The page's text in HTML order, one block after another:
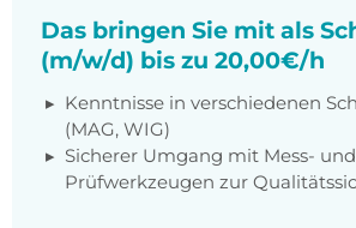
Das bringen Sie mit als
(m/w/d) bis zu 20,00€/h
Kenntnisse in verschiedenen
(MAG, WIG)
Sicherer Umgang mit Mess- und
Prüfwerkzeugen zur